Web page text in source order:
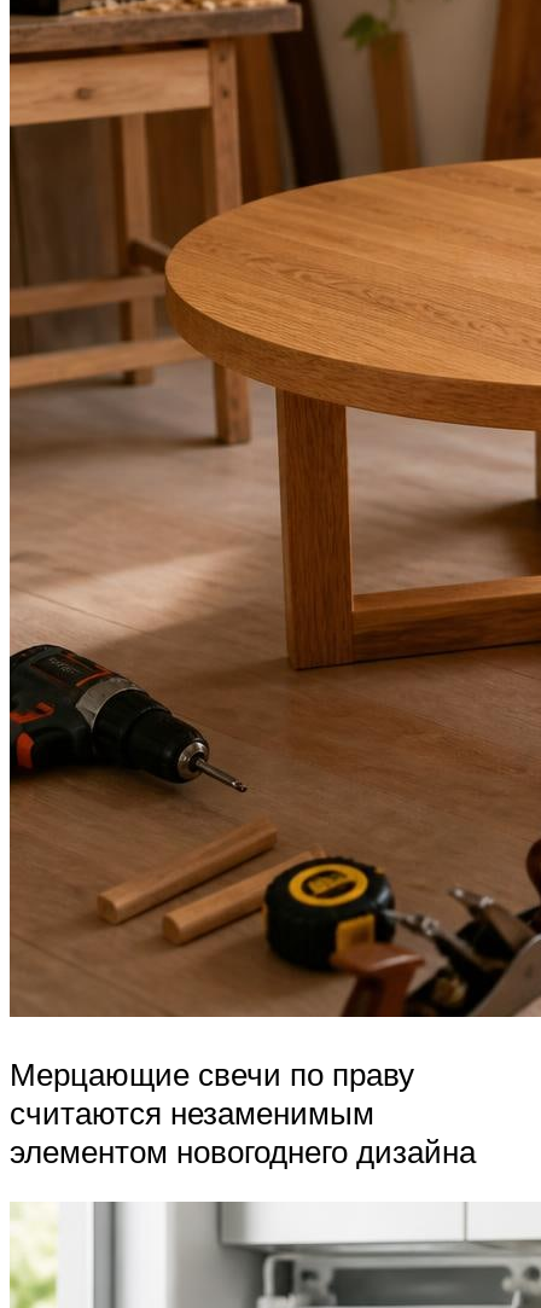
Мерцающие свечи по праву
считаются незаменимым
элементом новогоднего дизайна